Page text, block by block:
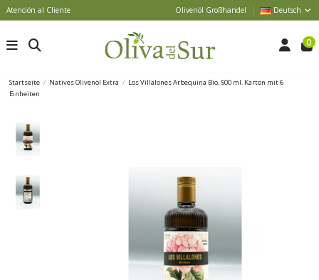
Atención al Cliente Olivenöl Großhandel Deutsch
0
Startseite Natives Olivenöl Extra
Los Villalones Arbequina Bio, 500 ml. Karton mit 6
Einheiten